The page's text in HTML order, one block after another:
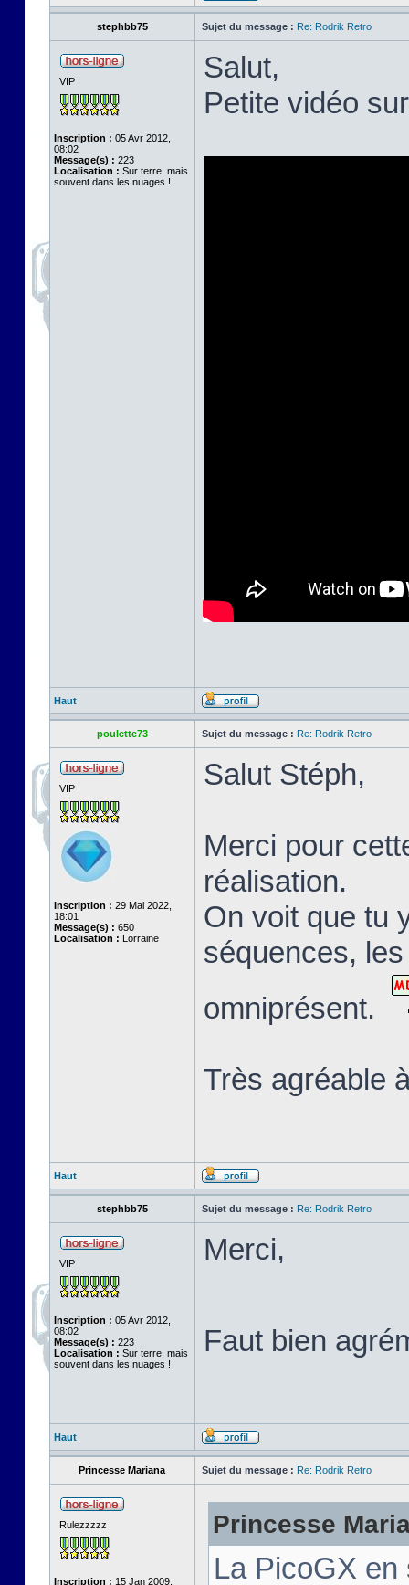
stephbb75 Sujet du message : Re: Rodrik Retro
VIP
Inscription : 05 Avr 2012,
08:02
Message(s) : 223
Localisation : Sur terre, mais
souvent dans les nuages !
Salut,
Petite vidéo
Haut
poulette73 Sujet du message : Re: Rodrik Retro
VIP
Inscription : 29 Mai 2022,
18:01
Message(s) : 650
Localisation : Lorraine
Salut Stéph,
Merci pour
réalisation.
On voit que tu
séquences,
omniprésent.
Très agréable
Haut
stephbb75 Sujet du message : Re: Rodrik Retro
VIP
Inscription : 05 Avr 2012,
08:02
Message(s) : 223
Localisation : Sur terre, mais
souvent dans les nuages !
Merci,
Faut bien
Haut
Princesse Mariana Sujet du message : Re: Rodrik Retro
Rulezzzzz
Inscription : 15 Jan 2009,
Princesse
La PicoGX